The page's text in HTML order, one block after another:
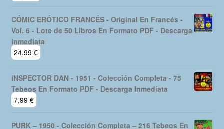
CÓMIC ERÓTICO FRANCÉS - Original En Francés -
Vol. 6 - Lote de 50 Libros En Formato PDF - Descarga
Inmediata
24,99 €
INSPECTOR DAN - 1951 - Colección Completa - 75
Tebeos En Formato PDF - Descarga Inmediata
7,99 €
PURK – 1950 - Colección Completa – 216 Tebeos En